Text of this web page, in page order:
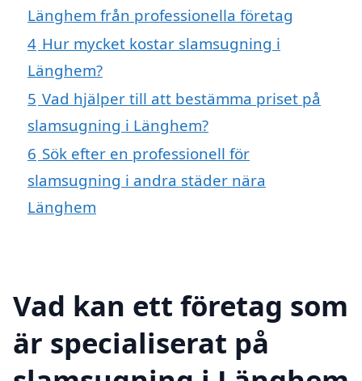
Länghem från professionella företag
4 Hur mycket kostar slamsugning i
Länghem?
5 Vad hjälper till att bestämma priset på
slamsugning i Länghem?
6 Sök efter en professionell för
slamsugning i andra städer nära
Länghem
Vad kan ett företag som
är specialiserat på